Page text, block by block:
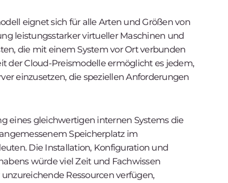
eignet sich für alle Arten und Größen von
leistungsstarker virtueller Maschinen und
die mit einem System vor Ort verbunden
der Cloud-Preismodelle ermöglicht es jedem,
einzusetzen, die speziellen Anforderungen
eines gleichwertigen internen Systems die
Speicherplatz im
Die Installation, Konfiguration und
würde viel Zeit und Fachwissen
Ressourcen verfügen,